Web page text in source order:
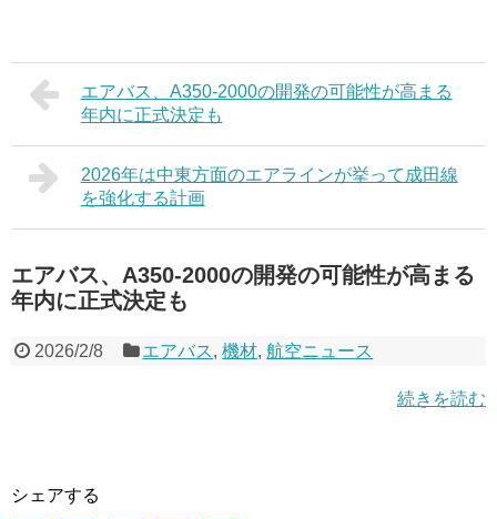
エアバス、A350-2000の開発の可能性が高まる
年内に正式決定も
2026年は中東方面のエアラインが挙って成田線
を強化する計画
エアバス、A350-2000の開発の可能性が高まる
年内に正式決定も
2026/2/8 エアバス,機材,航空ニュース
続きを読む
シェアする